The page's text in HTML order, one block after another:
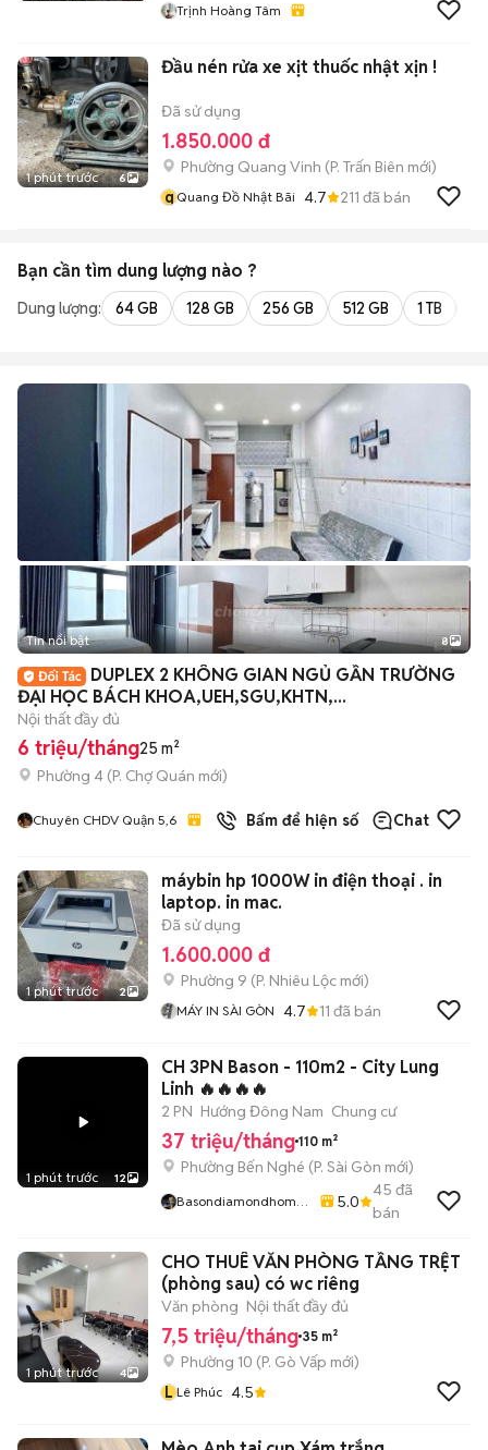
Trịnh Hoàng Tâm
1 phút trước 6
Đầu nén rửa xe xịt thuốc nhật xịn !
Đã sử dụng
1.850.000 đ
Phường Quang Vinh (P. Trấn Biên mới)
qQuang Đồ Nhật Bãi 4.7 211 đã bán
Bạn cần tìm dung lượng nào ?
Dung lượng: 64 GB 128 GB 256 GB 512 GB 1 TB
+2
Tin nổi bật 8
DUPLEX 2 KHÔNG GIAN NGỦ GẦN TRƯỜNG
ĐẠI HỌC BÁCH KHOA,UEH,SGU,KHTN,...
Nội thất đầy đủ
6 triệu/tháng25 m²
Phường 4 (P. Chợ Quán mới)
Chuyên CHDV Quận 5,6 Bấm để hiện số Chat
1 phút trước 2
máybin hp 1000W in điện thoại . in
laptop. in mac.
Đã sử dụng
1.600.000 đ
Phường 9 (P. Nhiêu Lộc mới)
MÁY IN SÀI GÒN 4.7 11 đã bán
1 phút trước 12
CH 3PN Bason - 110m2 - City Lung
Linh 🔥🔥🔥🔥
2 PN Hướng Đông Nam Chung cư
37 triệu/tháng 110 m²
Phường Bến Nghé (P. Sài Gòn mới)
Basondiamondhome
5.0
45 đã
bán
1 phút trước 4
CHO THUÊ VĂN PHÒNG TẦNG TRỆT
(phòng sau) có wc riêng
Văn phòng Nội thất đầy đủ
7,5 triệu/tháng 35 m²
Phường 10 (P. Gò Vấp mới)
L Lê Phúc 4.5